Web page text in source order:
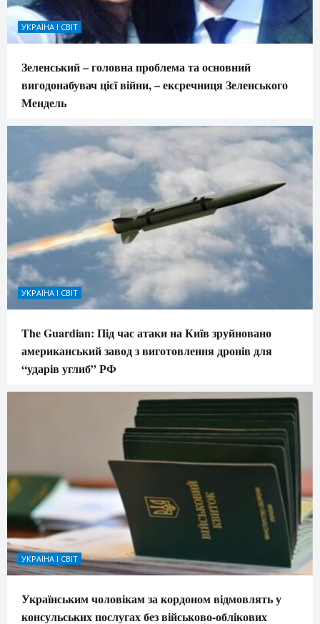
УКРАЇНА І СВІТ
Зеленський – головна проблема та основний
вигодонабувач цієї війни, – ексречниця Зеленського
Мендель
УКРАЇНА І СВІТ
The Guardian: Під час атаки на Київ зруйновано
американський завод з виготовлення дронів для
“ударів углиб” РФ
УКРАЇНА І СВІТ
Українським чоловікам за кордоном відмовлять у
консульських послугах без військово-облікових